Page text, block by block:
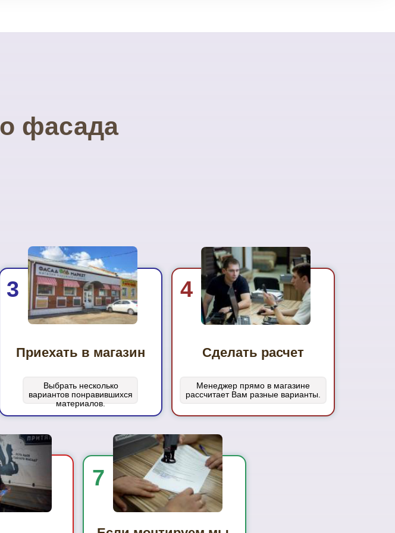
фасада
3
Приехать в магазин
4
Сделать расчет
Менеджер прямо в магазине
рассчитает Вам разные варианты.
Выбрать несколько
вариантов понравившихся
материалов.
7